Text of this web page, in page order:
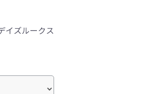
イズルークス